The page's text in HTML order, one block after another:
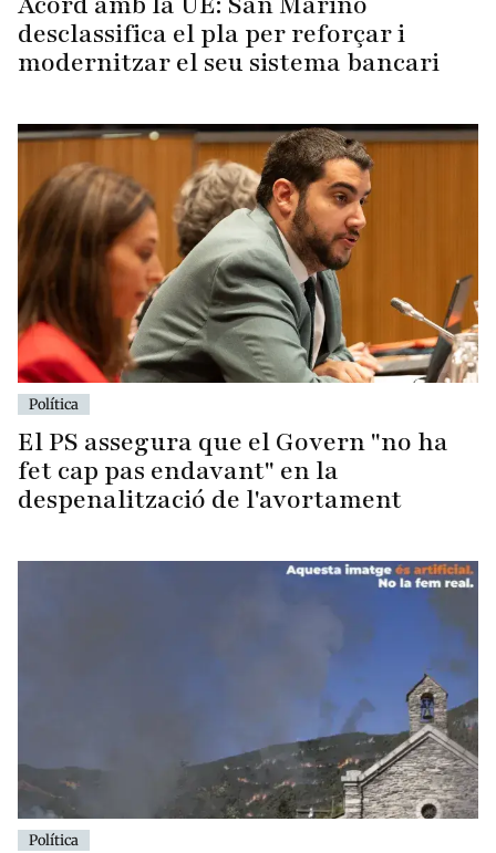
desclassifica el pla per reforçar i
modernitzar el seu sistema bancari
Política
El PS assegura que el Govern "no ha
fet cap pas endavant" en la
despenalització de l'avortament
Política